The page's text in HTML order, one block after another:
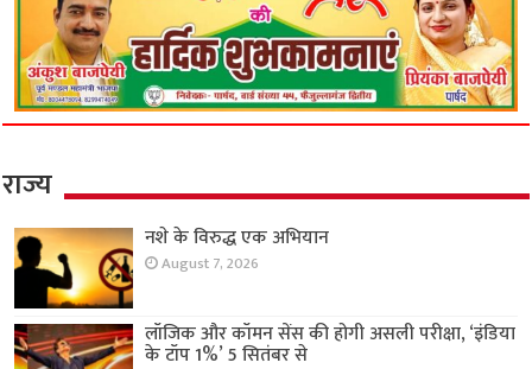
राज्य
नशे के विरुद्ध एक अभियान
August 7, 2026
लॉजिक और कॉमन सेंस की होगी असली परीक्षा, ‘इंडिया
के टॉप 1%’ 5 सितंबर से